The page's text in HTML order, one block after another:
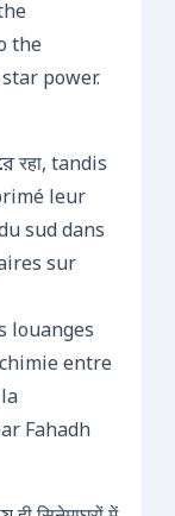
the
power.
रहा, tandis
leur
sud dans
sur
louanges
entre
Fahadh